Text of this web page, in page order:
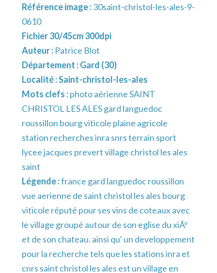
Référence image :30saint-christol-les-ales-9-
0610
Fichier 30/45cm 300dpi
Auteur : Patrice Blot
Département :Gard (30)
Localité :Saint-christol-les-ales
Mots clefs :photo aérienne SAINT
CHRISTOL LES ALES gard languedoc
roussillon bourg viticole plaine agricole
station recherches inra snrs terrain sport
lycee jacques prevert village christol les ales
saint
Légende :france gard languedoc roussillon
vue aerienne de saint christol les ales bourg
viticole réputé pour ses vins de coteaux avec
le village groupé autour de son eglise du xiÂ°
et de son chateau. ainsi qu' un developpement
pour la recherche tels que les stations inra et
cnrs saint christol les ales est un village en